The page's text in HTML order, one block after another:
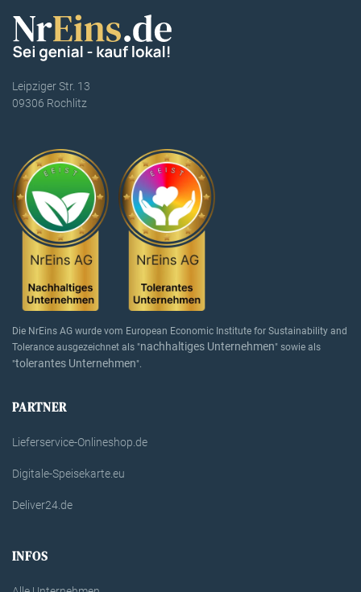
Leipziger Str. 13
09306 Rochlitz
Die NrEins AG wurde vom European Economic Institute for Sustainability and
Tolerance ausgezeichnet als "nachhaltiges Unternehmen" sowie als
"tolerantes Unternehmen".
PARTNER
Lieferservice-Onlineshop.de
Digitale-Speisekarte.eu
Deliver24.de
INFOS